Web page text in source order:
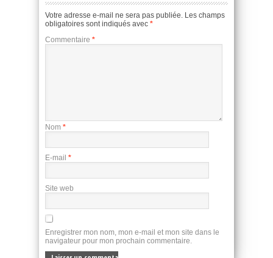
Votre adresse e-mail ne sera pas publiée. Les champs
obligatoires sont indiqués avec *
Commentaire *
Nom *
E-mail *
Site web
Enregistrer mon nom, mon e-mail et mon site dans le
navigateur pour mon prochain commentaire.